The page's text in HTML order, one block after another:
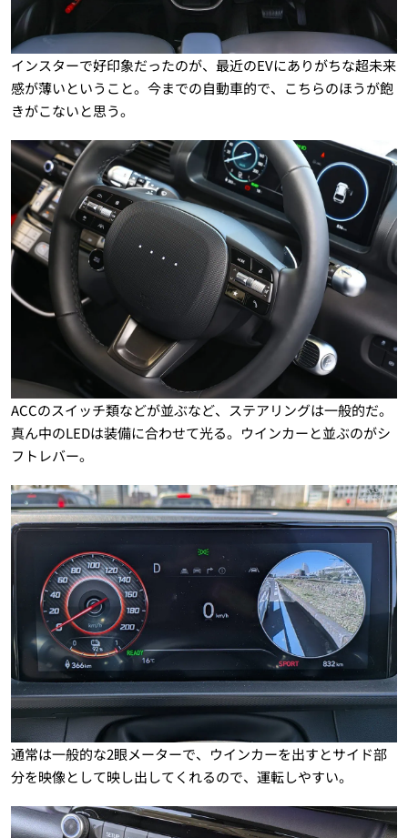
インスターで好印象だったのが、最近のEVにありがちな超未来
感が薄いということ。今までの自動車的で、こちらのほうが飽
きがこないと思う。
ACCのスイッチ類などが並ぶなど、ステアリングは一般的だ。
真ん中のLEDは装備に合わせて光る。ウインカーと並ぶのがシ
フトレバー。
通常は一般的な2眼メーターで、ウインカーを出すとサイド部
分を映像として映し出してくれるので、運転しやすい。